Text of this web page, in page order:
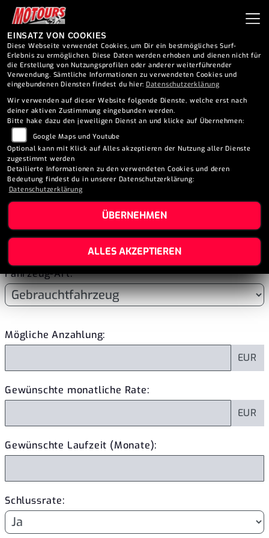
FAHRZEUGDATEN
Marke: *
Modell: *
EUR
Fahrzeug-Art:
Mögliche Anzahlung:
EUR
Gewünschte monatliche Rate:
EUR
Gewünschte Laufzeit (Monate):
Schlussrate:
EINSATZ VON COOKIES
Diese Webseite verwendet Cookies, um Dir ein bestmögliches Surf-
Erlebnis zu ermöglichen. Diese Daten werden erhoben und dienen nicht für
die Erstellung von Nutzungsprofilen oder anderer weiterführender
Verwendung. Sämtliche Informationen zu verwendeten Cookies und
eingebundenen Diensten findest du hier: Datenschutzerklärung
Wir verwenden auf dieser Website folgende Dienste, welche erst nach
deiner aktiven Zustimmung eingebunden werden.
Bitte hake dazu den jeweiligen Dienst an und klicke auf Übernehmen:
Google Maps und Youtube
Optional kann mit Klick auf Alles akzeptieren der Nutzung aller Dienste
zugestimmt werden
Detailierte Informationen zu den verwendeten Cookies und deren
Bedeutung findest du in unserer Datenschutzerklärung:
Datenschutzerklärung
ÜBERNEHMEN
ALLES AKZEPTIEREN